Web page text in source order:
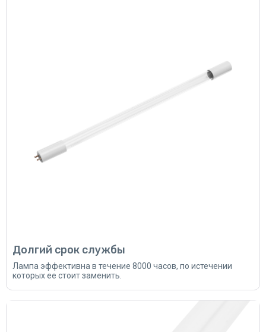
Долгий срок службы
Лампа эффективна в течение 8000 часов, по истечении
которых ее стоит заменить.